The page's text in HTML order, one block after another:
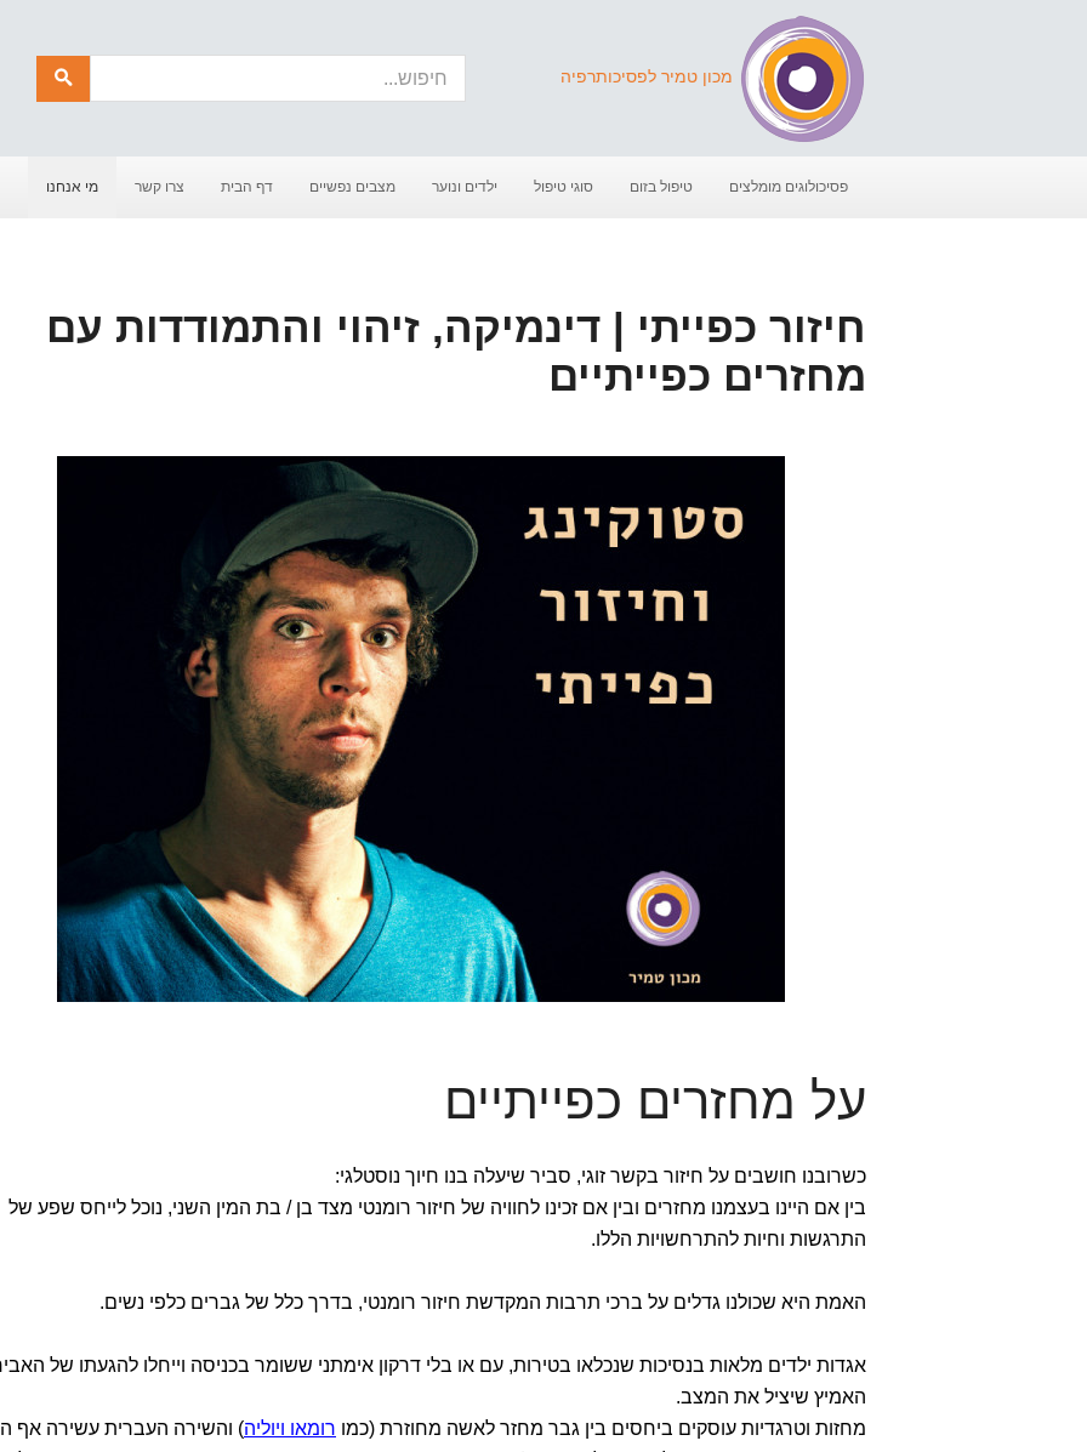
מכון טמיר לפסיכותרפיה
חיפוש
פסיכולוגים מומלצים טיפול בזום סוגי טיפול ילדים ונוער מצבים נפשיים דף הבית צרו קשר מי אנחנו
חיזור כפייתי | דינמיקה, זיהוי והתמודדות עם
מחזרים כפייתיים
על מחזרים כפייתיים
כשרובנו חושבים על חיזור בקשר זוגי, סביר שיעלה בנו חיוך נוסטלגי:
בין אם היינו בעצמנו מחזרים ובין אם זכינו לחוויה של חיזור רומנטי מצד בן / בת המין השני, נוכל לייחס שפע של
התרגשות וחיות להתרחשויות הללו.
האמת היא שכולנו גדלים על ברכי תרבות המקדשת חיזור רומנטי, בדרך כלל של גברים כלפי נשים.
אגדות ילדים מלאות בנסיכות שנכלאו בטירות, עם או בלי דרקון אימתני ששומר בכניסה וייחלו להגעתו של
האמיץ שיציל את המצב.
מחזות וטרגדיות עוסקים ביחסים בין גבר מחזר לאשה מחוזרת (כמו רומאו ויוליה) והשירה העברית עשירה אף